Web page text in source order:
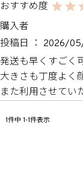
購入者
投稿日
2026/
発送も早くすごく
大きさも丁度よく
また利用させてい
1件中 1-1件表示